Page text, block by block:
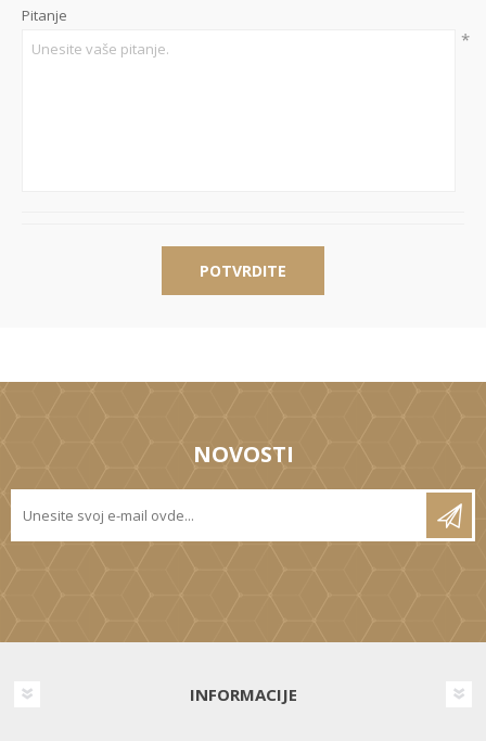
Pitanje
*
POTVRDITE
NOVOSTI
INFORMACIJE